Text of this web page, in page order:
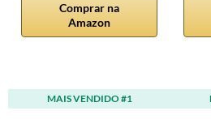
Comprar na
Amazon
MAIS VENDIDO #1